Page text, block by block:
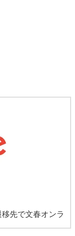
移先で文春オンラ